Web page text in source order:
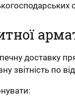
доставку
звітність по